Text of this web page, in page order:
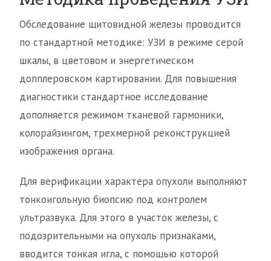
Обследование щитовидной железы проводится
по стандартной методике: УЗИ в режиме серой
шкалы, в цветовом и энергетическом
допплеровском картировании. Для повышения
диагностики стандартное исследование
дополняется режимом тканевой гармоники,
колорайзингом, трехмерной реконструкцией
изображения органа.
Для верификации характера опухоли выполняют
тонкоигольную биопсию под контролем
ультразвука. Для этого в участок железы, с
подозрительными на опухоль признаками,
вводится тонкая игла, с помощью которой